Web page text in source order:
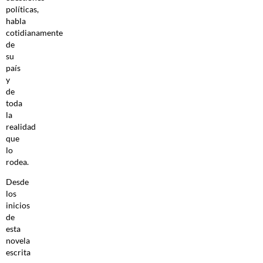
políticas,
habla
cotidianamente
de
su
país
y
de
toda
la
realidad
que
lo
rodea.
Desde
los
inicios
de
esta
novela
escrita